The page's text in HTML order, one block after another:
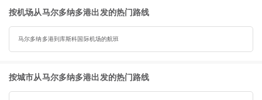
按机场从马尔多纳多港出发的热门路线
马尔多纳多港到库斯科国际机场的航班
按城市从马尔多纳多港出发的热门路线